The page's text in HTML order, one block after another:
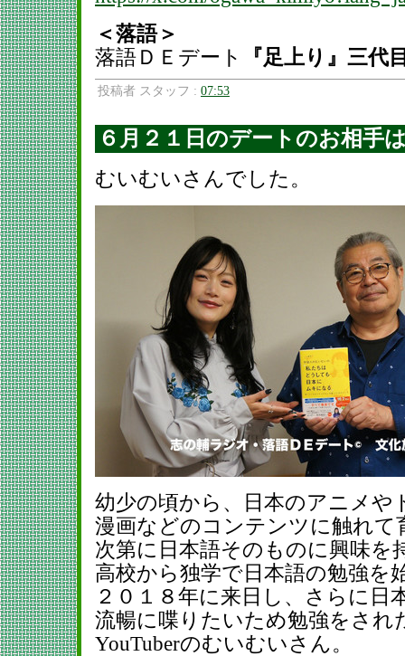
＜落語＞
落語ＤＥデート
『足上り』三
投稿者 スタッフ : 07:53
６月２１日のデートのお相手
むいむいさんでした。
幼少の頃から、日本のアニメや
漫画などのコンテンツに触れて
次第に日本語そのものに興味を
高校から独学で日本語の勉強を
２０１８年に来日し、さらに日
流暢に喋りたいため勉強をされ
YouTuberのむいむいさん。